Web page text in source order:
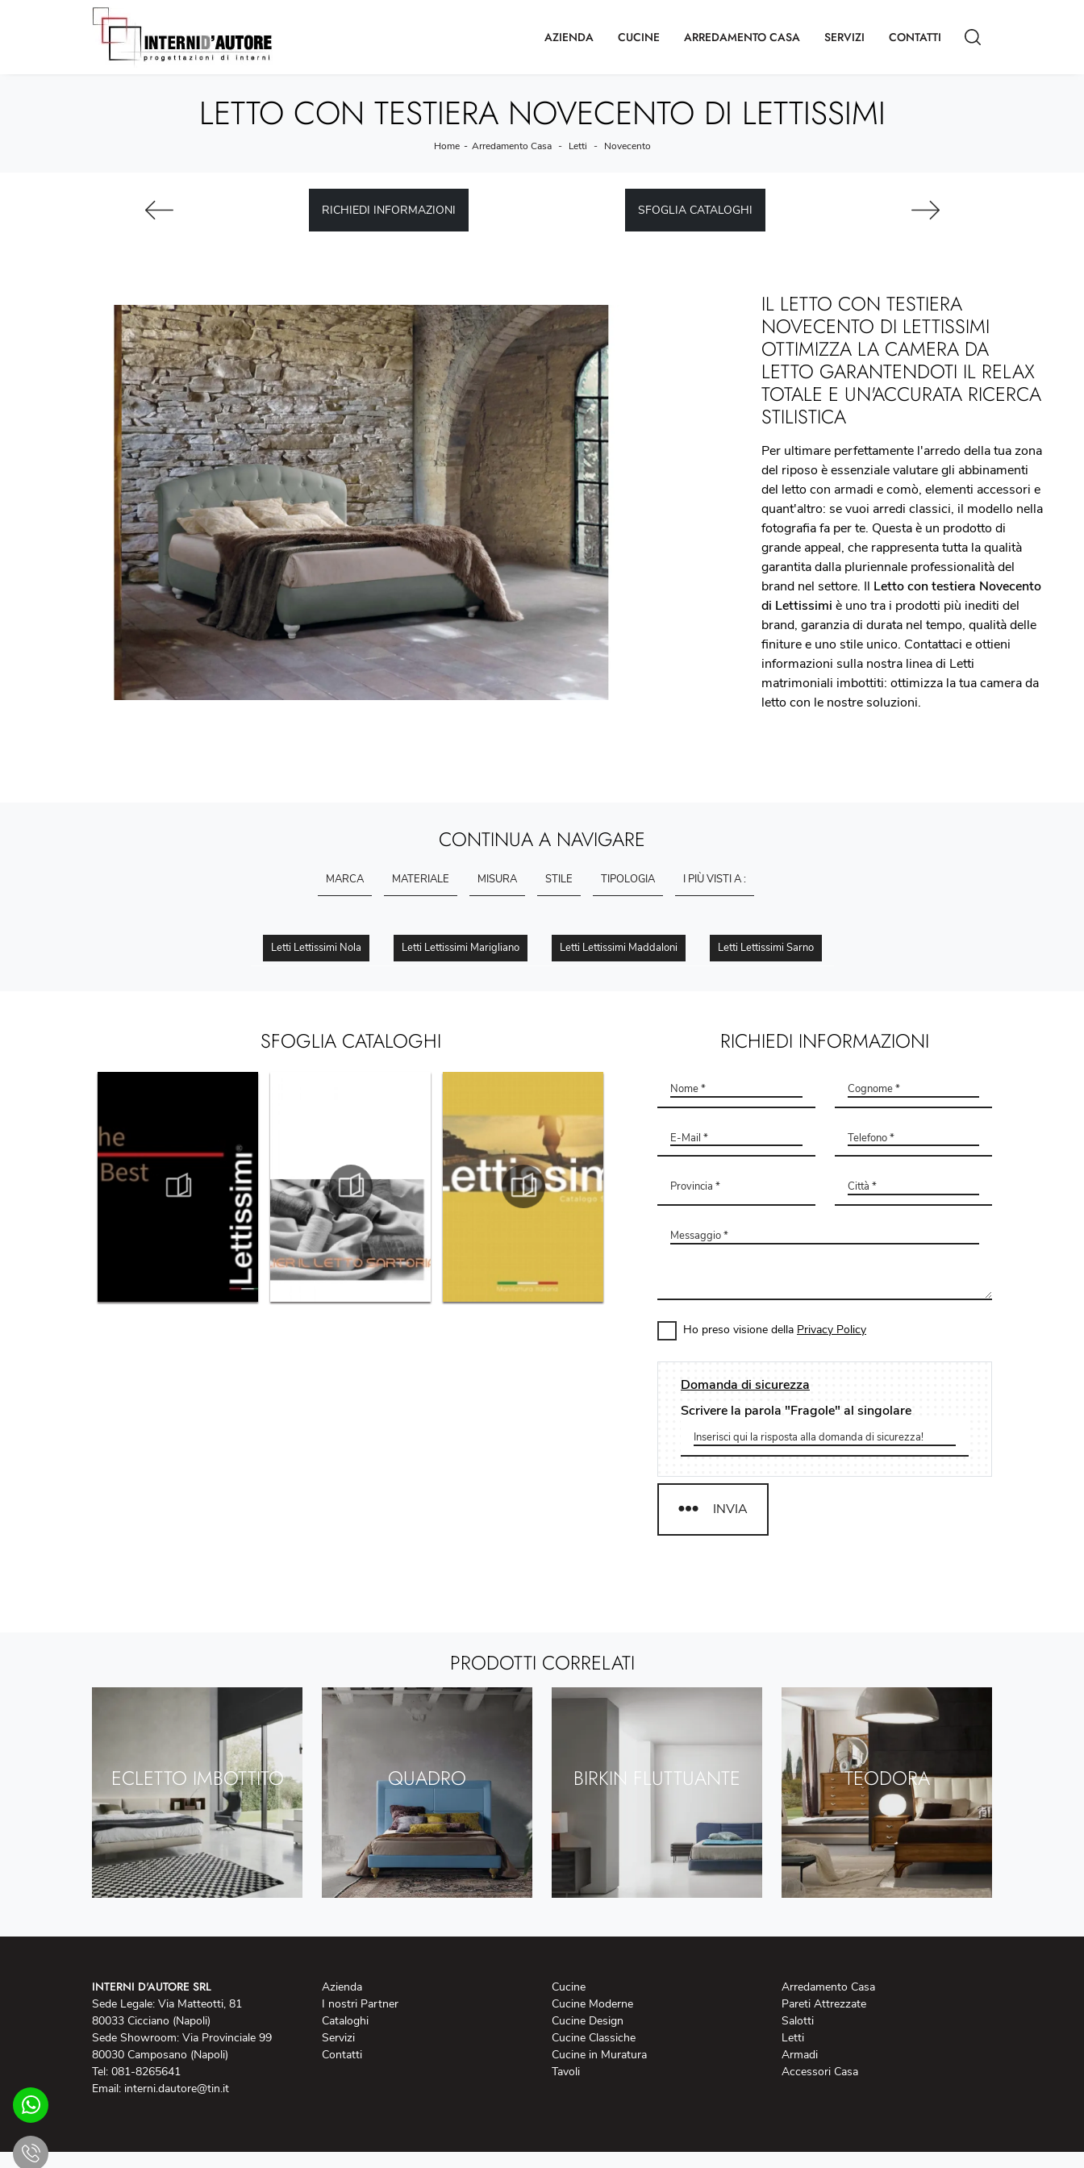
AZIENDA CUCINE ARREDAMENTO CASA SERVIZI CONTATTI
LETTO CON TESTIERA NOVECENTO DI LETTISSIMI
Home - Arredamento Casa - Letti - Novecento
RICHIEDI INFORMAZIONI SFOGLIA CATALOGHI
IL LETTO CON TESTIERA
NOVECENTO DI LETTISSIMI
OTTIMIZZA LA CAMERA DA
LETTO GARANTENDOTI IL RELAX
TOTALE E UN'ACCURATA RICERCA
STILISTICA
Per ultimare perfettamente l'arredo della tua zona
del riposo è essenziale valutare gli abbinamenti
del letto con armadi e comò, elementi accessori e
quant'altro: se vuoi arredi classici, il modello nella
fotografia fa per te. Questa è un prodotto di
grande appeal, che rappresenta tutta la qualità
garantita dalla pluriennale professionalità del
brand nel settore. Il Letto con testiera Novecento
di Lettissimi è uno tra i prodotti più inediti del
brand, garanzia di durata nel tempo, qualità delle
finiture e uno stile unico. Contattaci e ottieni
informazioni sulla nostra linea di Letti
matrimoniali imbottiti: ottimizza la tua camera da
letto con le nostre soluzioni.
CONTINUA A NAVIGARE
MARCA MATERIALE MISURA STILE TIPOLOGIA I PIÙ VISTI A :
Letti Lettissimi Nola Letti Lettissimi Marigliano Letti Lettissimi Maddaloni Letti Lettissimi Sarno
SFOGLIA CATALOGHI RICHIEDI INFORMAZIONI
Ho preso visione della Privacy Policy
Domanda di sicurezza
Scrivere la parola "Fragole" al singolare
INVIA
PRODOTTI CORRELATI
ECLETTO IMBOTTITO QUADRO BIRKIN FLUTTUANTE TEODORA
INTERNI D'AUTORE SRL
Sede Legale: Via Matteotti, 81
80033 Cicciano (Napoli)
Sede Showroom: Via Provinciale 99
80030 Camposano (Napoli)
Tel: 081-8265641
Email: interni.dautore@tin.it
Azienda
I nostri Partner
Cataloghi
Servizi
Contatti
Cucine
Cucine Moderne
Cucine Design
Cucine Classiche
Cucine in Muratura
Tavoli
Arredamento Casa
Pareti Attrezzate
Salotti
Letti
Armadi
Accessori Casa